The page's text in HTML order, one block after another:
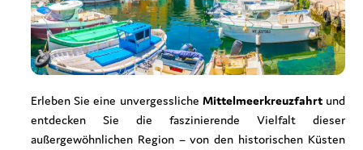
Erleben Sie eine unvergessliche Mittelmeerkreuzfahrtund
entdecken Sie die faszinierende Vielfalt dieser
außergewöhnlichen Region – von den historischen Küsten